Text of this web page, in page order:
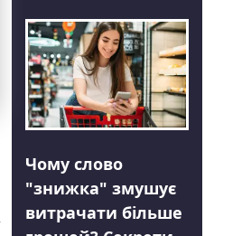
Чому слово
"знижка" змушує
витрачати більше